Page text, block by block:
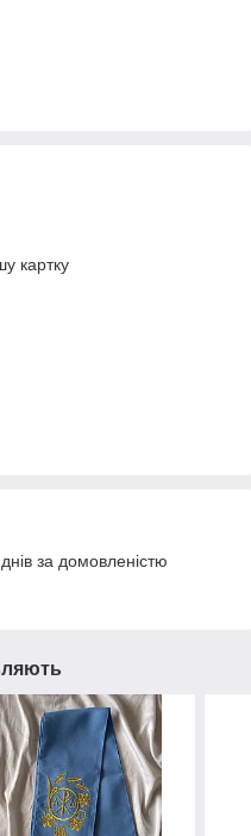
картку
за домовленістю